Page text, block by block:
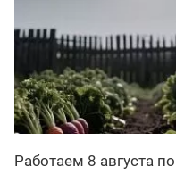
Работаем 8 августа